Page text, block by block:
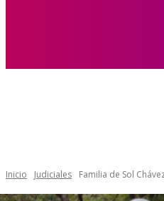
Inicio Judiciales Familia de Sol